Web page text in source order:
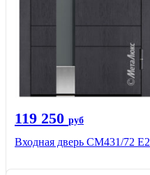
119 250 руб
Входная дверь СМ431/72 Е2